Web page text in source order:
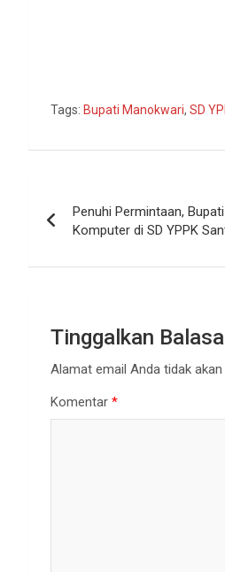
Tags: Bupati Manokwari, SD
pos
Penuhi Permintaan,
Komputer di SD YPPK
Tinggalkan
Alamat email Anda tidak akan
Komentar *